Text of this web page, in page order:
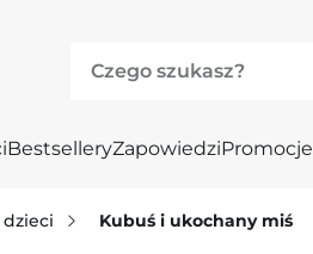
BestselleryZapowiedziPromocje
dzieci Kubuś i ukochany miś